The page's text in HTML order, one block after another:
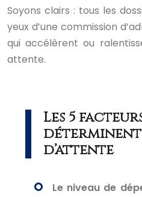
Soyons clairs : tous les
yeux d’une commission
qui accélèrent ou
attente.
Les 5
d’attente
Le niveau de